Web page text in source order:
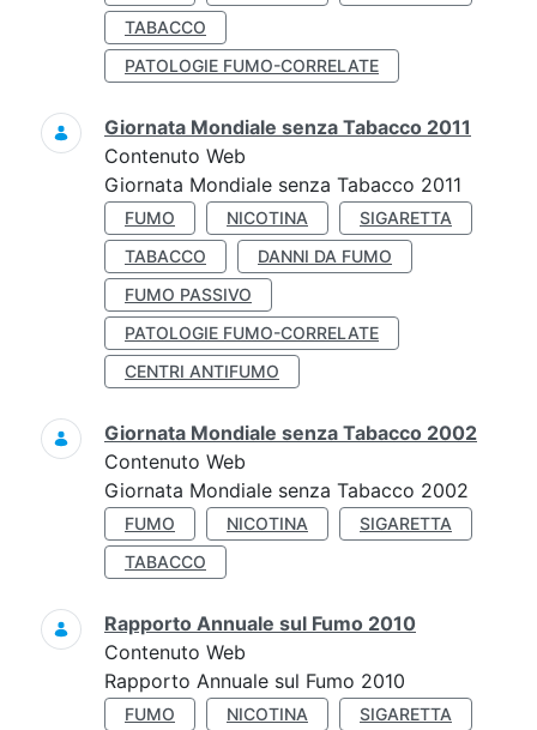
TABACCO
PATOLOGIE FUMO-CORRELATE
Giornata Mondiale senza Tabacco 2011
Contenuto Web
Giornata Mondiale senza Tabacco 2011
FUMO NICOTINA
SIGARETTA
TABACCO
DANNI DA FUMO
FUMO PASSIVO
PATOLOGIE FUMO-CORRELATE
CENTRI ANTIFUMO
Giornata Mondiale senza Tabacco 2002
Contenuto Web
Giornata Mondiale senza Tabacco 2002
FUMO NICOTINA
SIGARETTA
TABACCO
Rapporto Annuale sul Fumo 2010
Contenuto Web
Rapporto Annuale sul Fumo 2010
FUMO NICOTINA SIGARETTA